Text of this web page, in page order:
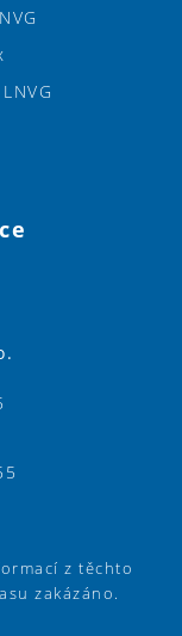
z těchto
zakázáno.